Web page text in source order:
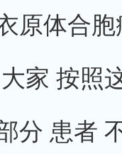
原体合
家 按照
分 患者